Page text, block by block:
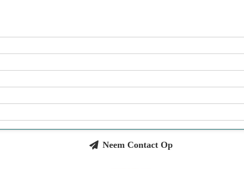
Neem Contact Op